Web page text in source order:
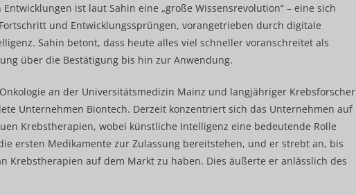
ist laut Sahin eine „große Wissensrevolution“ – eine sich
und Entwicklungssprüngen, vorangetrieben durch digitale
Sahin betont, dass heute alles viel schneller voranschreitet als
über die Bestätigung bis hin zur Anwendung.
an der Universitätsmedizin Mainz und langjähriger Krebsforscher
Unternehmen Biontech. Derzeit konzentriert sich das Unternehmen auf
Krebstherapien, wobei künstliche Intelligenz eine bedeutende Rolle
ersten Medikamente zur Zulassung bereitstehen, und er strebt an, bis
Krebstherapien auf dem Markt zu haben. Dies äußerte er anlässlich des